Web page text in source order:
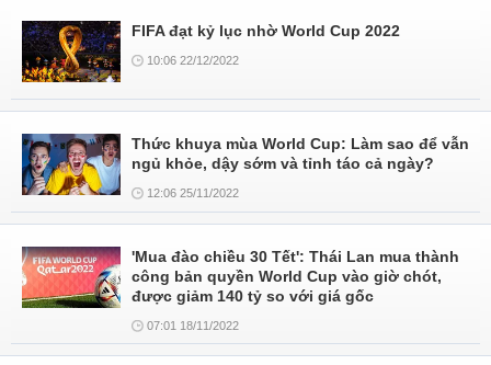
FIFA đạt kỷ lục nhờ World Cup 2022
10:06 22/12/2022
Thức khuya mùa World Cup: Làm sao để vẫn
ngủ khỏe, dậy sớm và tỉnh táo cả ngày?
12:06 25/11/2022
'Mua đào chiều 30 Tết': Thái Lan mua thành
công bản quyền World Cup vào giờ chót,
được giảm 140 tỷ so với giá gốc
07:01 18/11/2022